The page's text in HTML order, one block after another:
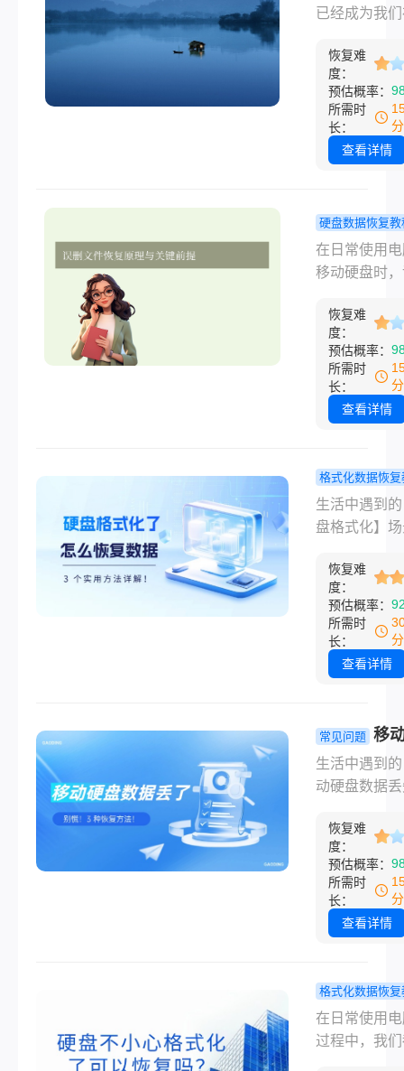
况，很多人
感到焦虑和
但其实，只
正确的措施
仍然有可能
些误删的文
回来？这些
已经成为我
工具。然而
候由于操作
病毒攻击或
溃等原因，
能会不小心
人会感到焦
助。但幸运
即使照片已
脑上删除，
然有可能通
列方法将它
来。那么电
照片怎么找
呢？本文将
供一份全面
片。
恢复难
度：
预估概率：
所需时
长：
查看详情
硬盘数据恢复教
盘里的文件
心删除了找
法详解！
在日常使用
移动硬盘时
都会遇到的
无论是清空
后的懊悔，
式化分区后
无措，数据
根据文件删
理和存储设
性，部分数
硬盘里的文
心删除了找
吗？​本文将
绍几种常用
的恢复方法
您最大化挽
恢复难
度：
预估概率：
所需时
长：
查看详情
格式化数据恢复
硬盘格式化
么恢复数据
生活中遇到
盘格式化】
—— 前几天
姨拿着 U 盘
我，说插电
“需要格式化
用”，她点了
自己，上周
动硬盘，手
工作文档的
了 “快速格式
反应过来时
跳完了，当
凉了半截。
盘，U 盘、
也一样，不
格式化，还是
丢了，大家
应肯定是 “还
来不？”那么
恢复难
度：
预估概率：
所需时
长：
查看详情
常见问题 移
数据丢了？
慌！3 种恢
生活中遇到
动硬盘数据
—— 可能是
按了
把重要工作
了，也可能
文件时手滑
收站已经清
有更糟的，
动硬盘突然提
恢复难
度：
预估概率：
所需时
长：
查看详情
格式化数据恢复
硬盘不小心
化了可以恢
在日常使用
过程中，我